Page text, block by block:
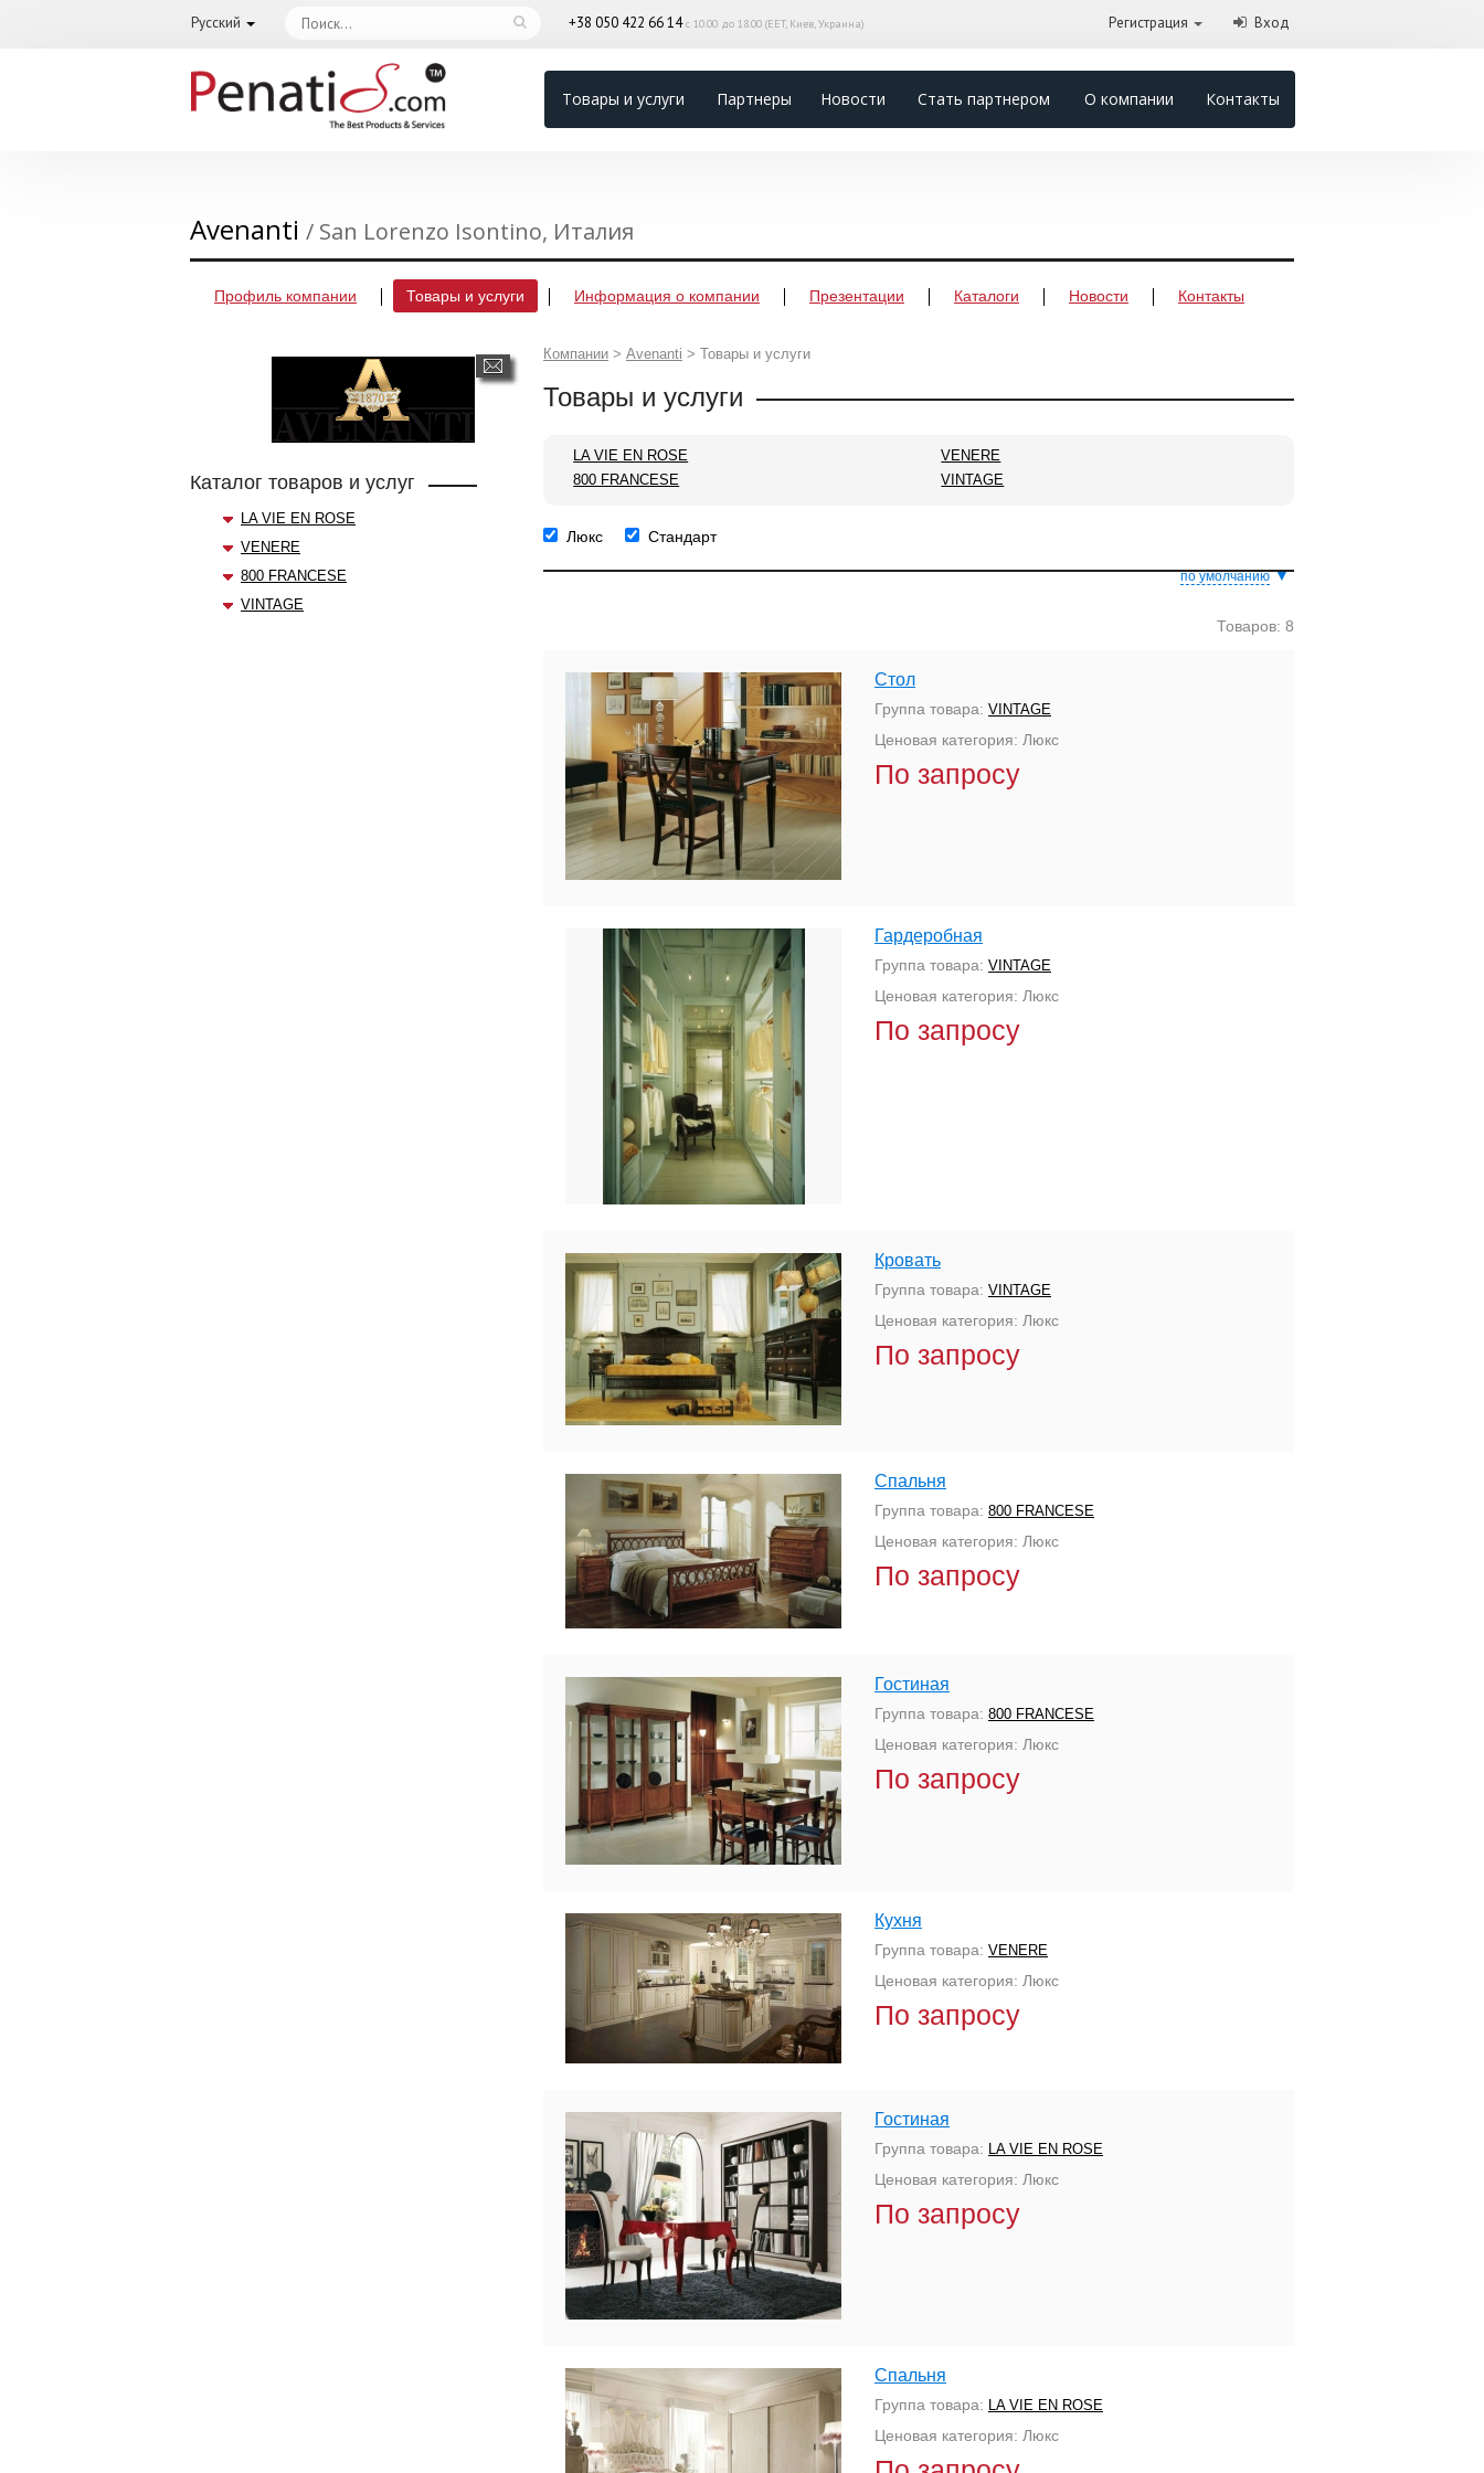
Русский +38 050 422 66 14с 10.00 до 18.00 (EET, Киев, Украина) Регистрация Вход
Товары и услуги Партнеры Новости Стать партнером О компании Контакты
Avenanti / San Lorenzo Isontino, Италия
Профиль компании Товары и услуги Информация о компании Презентации Каталоги Новости Контакты
Каталог товаров и услуг
LA VIE EN ROSE
VENERE
800 FRANCESE
VINTAGE
Компании > Avenanti > Товары и услуги
Товары и услуги
LA VIE EN ROSE
VENERE
800 FRANCESE
VINTAGE
по умолчанию▼
Люкс Стандарт
Товаров: 8
Стол
Группа товара: VINTAGE
Ценовая категория: Люкс
По запросу
Гардеробная
Группа товара: VINTAGE
Ценовая категория: Люкс
По запросу
Кровать
Группа товара: VINTAGE
Ценовая категория: Люкс
По запросу
Спальня
Группа товара: 800 FRANCESE
Ценовая категория: Люкс
По запросу
Гостиная
Группа товара: 800 FRANCESE
Ценовая категория: Люкс
По запросу
Кухня
Группа товара: VENERE
Ценовая категория: Люкс
По запросу
Гостиная
Группа товара: LA VIE EN ROSE
Ценовая категория: Люкс
По запросу
Спальня
Группа товара: LA VIE EN ROSE
Ценовая категория: Люкс